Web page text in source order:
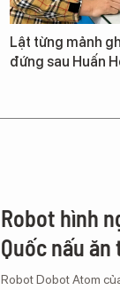
Lật từng mảnh
đứng sau Huấn
Robot hình
Quốc nấu
Robot Dobot Atom